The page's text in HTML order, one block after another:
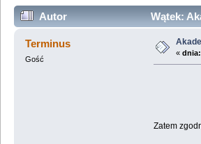
Autor Wątek:
Terminus
Gość
« dnia:
Zatem